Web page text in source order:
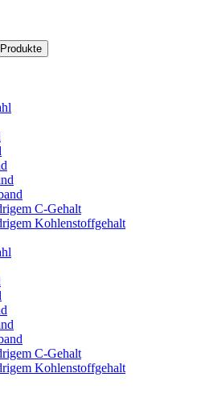
C-Gehalt
Kohlenstoffgehalt
C-Gehalt
Kohlenstoffgehalt